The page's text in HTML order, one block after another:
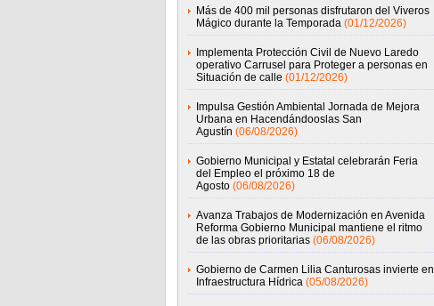
Más de 400 mil personas disfrutaron del Viveros
Mágico durante la Temporada (01/12/2026)
Implementa Protección Civil de Nuevo Laredo
operativo Carrusel para Proteger a personas en
Situación de calle (01/12/2026)
Impulsa Gestión Ambiental Jornada de Mejora
Urbana en Hacendándooslas San
Agustín (06/08/2026)
Gobierno Municipal y Estatal celebrarán Feria
del Empleo el próximo 18 de
Agosto (06/08/2026)
Avanza Trabajos de Modernización en Avenida
Reforma Gobierno Municipal mantiene el ritmo
de las obras prioritarias (06/08/2026)
Gobierno de Carmen Lilia Canturosas invierte en
Infraestructura Hídrica (05/08/2026)